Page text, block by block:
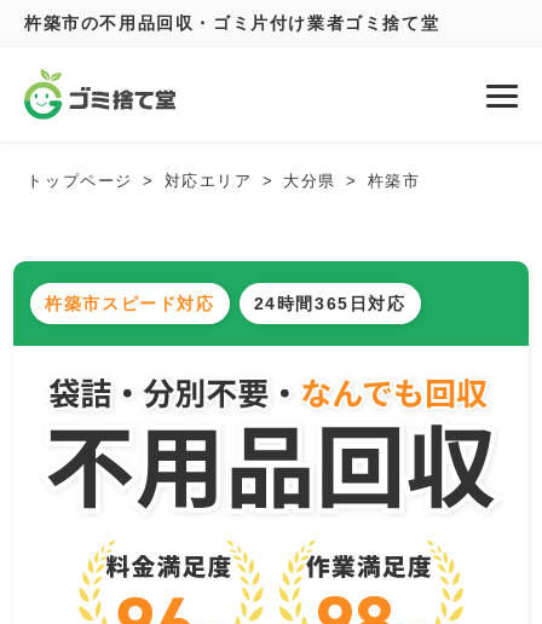
杵築市の不用品回収・ゴミ片付け業者ゴミ捨て堂
トップページ 対応エリア 大分県 杵築市
杵築市スピード対応 24時間365日対応